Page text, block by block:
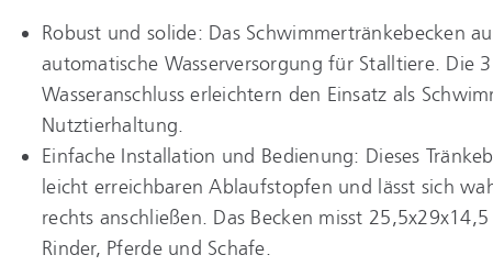
Robust und solide: Das Schwimmertränkebecken
automatische Wasserversorgung für Stalltiere. Die
Wasseranschluss erleichtern den Einsatz als
Nutztierhaltung.
Einfache Installation und Bedienung: Dieses
leicht erreichbaren Ablaufstopfen und lässt sich
rechts anschließen. Das Becken misst
Rinder, Pferde und Schafe.